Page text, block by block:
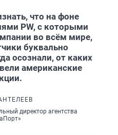
что на фоне
PW, с которыми
во всём мире,
буквально
осознали, от каких
американские
директор агентства